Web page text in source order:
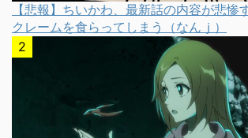
【悲報】ちいかわ、最新話の内容が悲惨
クレームを食らってしまう（なんｊ）